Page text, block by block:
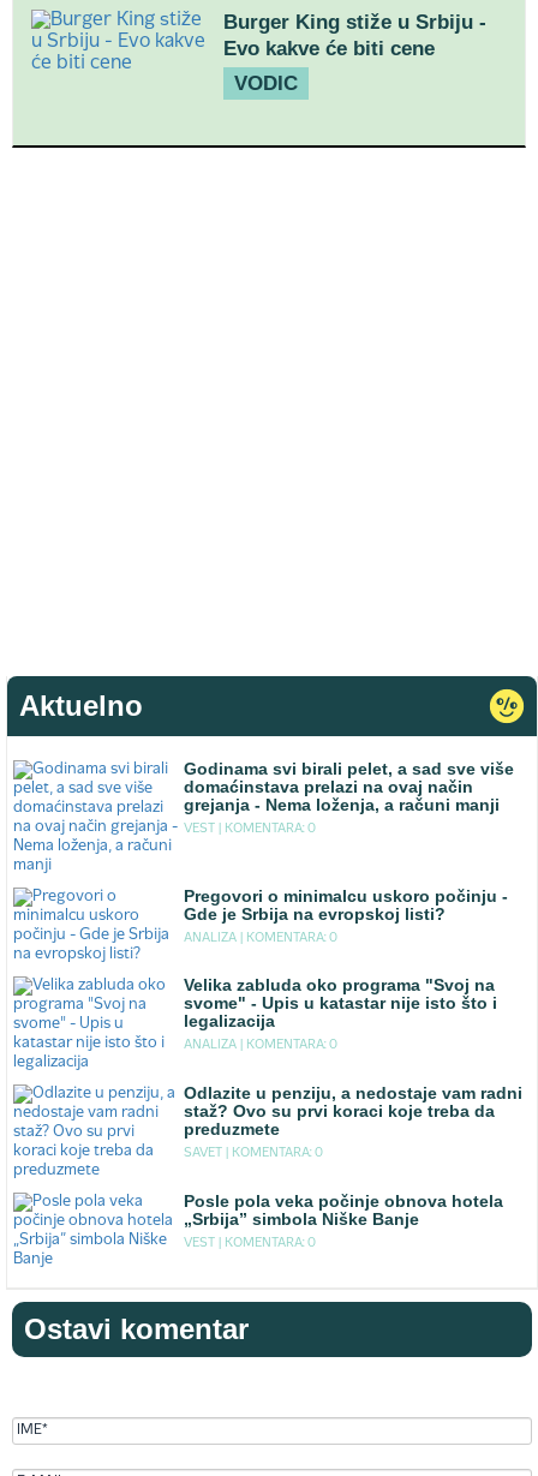
Burger King stiže u Srbiju -
Evo kakve će biti cene
VODIC
Aktuelno
Godinama svi birali pelet, a sad sve više
domaćinstava prelazi na ovaj način
grejanja - Nema loženja, a računi manji
VEST | KOMENTARA: 0
Pregovori o minimalcu uskoro počinju -
Gde je Srbija na evropskoj listi?
ANALIZA | KOMENTARA: 0
Velika zabluda oko programa "Svoj na
svome" - Upis u katastar nije isto što i
legalizacija
ANALIZA | KOMENTARA: 0
Odlazite u penziju, a nedostaje vam radni
staž? Ovo su prvi koraci koje treba da
preduzmete
SAVET | KOMENTARA: 0
Posle pola veka počinje obnova hotela
„Srbija” simbola Niške Banje
VEST | KOMENTARA: 0
Ostavi komentar